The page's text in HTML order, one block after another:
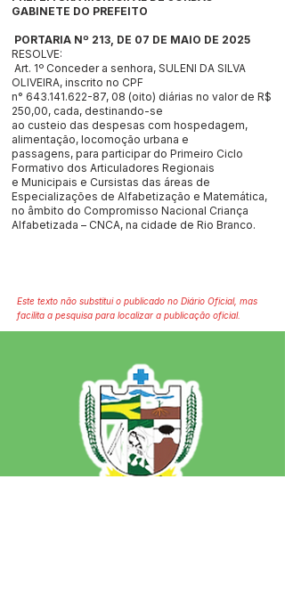
GABINETE DO PREFEITO
PORTARIA Nº 213, DE 07 DE MAIO DE 2025
RESOLVE:
Art. 1º Conceder a senhora, SULENI DA SILVA
OLIVEIRA, inscrito no CPF
n° 643.141.622-87, 08 (oito) diárias no valor de R$
250,00, cada, destinando-se
ao custeio das despesas com hospedagem,
alimentação, locomoção urbana e
passagens, para participar do Primeiro Ciclo
Formativo dos Articuladores Regionais
e Municipais e Cursistas das áreas de
Especializações de Alfabetização e Matemática,
no âmbito do Compromisso Nacional Criança
Alfabetizada – CNCA, na cidade de Rio Branco.
Este texto não substitui o publicado no Diário Oficial, mas
facilita a pesquisa para localizar a publicação oficial.